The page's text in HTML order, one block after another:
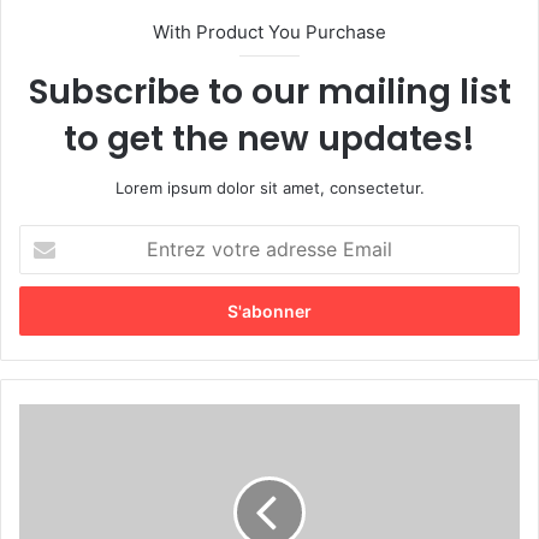
With Product You Purchase
Subscribe to our mailing list
to get the new updates!
Lorem ipsum dolor sit amet, consectetur.
t
e
z